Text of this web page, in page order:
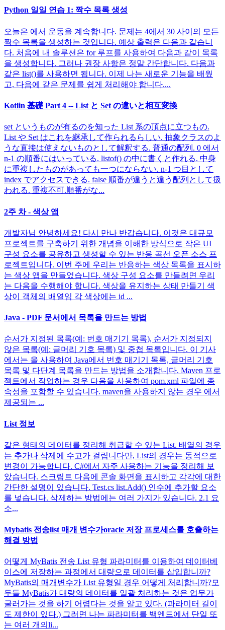
Python 일일 연습 1: 짝수 목록 생성
오늘은 에서 운동을 계속합니다. 문제는 4에서 30 사이의 모든
짝수 목록을 생성하는 것입니다. 예상 출력은 다음과 같습니
다. 처음에 내 솔루션은 for 루프를 사용하여 다음과 같이 목록
을 생성합니다. 그러나 권장 사항은 정말 간단합니다. 다음과
같은 list()를 사용하면 됩니다. 이제 나는 새로운 기능을 배웠
고, 다음에 같은 문제를 쉽게 처리해야 합니다....
Kotlin 基礎 Part 4 -- List と Set の違いと相互変換
set というものが有るのを知った List 系の頂点に立つもの.
List や Set はこれを継承して作られるらしい. 抽象クラスのよ
うな直接は使えないものとして解釈する. 普通の配列. 0 에서
n-1 の順番にはいっている. listof() の中に書くと作れる. 中身
に重複したものがあっても一つにならない. n-1 つ目として
index でアクセスできる. false 順番が違うと違う配列として扱
われる. 重複不可.順番がな...
2주 차 - 색상 앱
개발자님 안녕하세요! 다시 만나 반갑습니다. 이것은 대규모
프로젝트를 구축하기 위한 개념을 이해한 방식으로 작은 UI
구성 요소를 공유하고 생성할 수 있는 반응 곡선 오픈 소스 프
로젝트입니다. 이번 주에 우리는 반응하는 색상 목록을 표시하
는 색상 앱을 만들었습니다. 색상 구성 요소를 만들려면 우리
는 다음을 수행해야 합니다. 색상을 유지하는 상태 만들기 색
상이 객체의 배열임 각 색상에는 id ...
Java - PDF 문서에서 목록을 만드는 방법
순서가 지정된 목록(예: 번호 매기기 목록), 순서가 지정되지
않은 목록(예: 글머리 기호 목록) 및 중첩 목록입니다. 이 기사
에서는 을 사용하여 Java에서 번호 매기기 목록, 글머리 기호
목록 및 다단계 목록을 만드는 방법을 소개합니다. Maven 프로
젝트에서 작업하는 경우 다음을 사용하여 pom.xml 파일에 종
속성을 포함할 수 있습니다. maven을 사용하지 않는 경우 에서
제공되는 ...
List 정보
같은 형태의 데이터를 정리해 취급할 수 있는 List. 배열의 경우
는 추가나 삭제에 수고가 걸립니다만, List의 경우는 동적으로
변경이 가능합니다. C#에서 자주 사용하는 기능을 정리해 보
았습니다. 스크립트 다음에 콘솔 화면을 표시하고 각각에 대한
간단한 설명이 있습니다. Test.cs list.Add() 인수에 추가할 요소
를 넣습니다. 삭제하는 방법에는 여러 가지가 있습니다. 2.1 요
소...
Mybatis 전송list 매개 변수가oracle 저장 프로세스를 호출하는
해결 방법
어떻게 MyBatis 전송 List 유형 파라미터를 이용하여 데이터베
이스에 저장하는 과정에서 대량으로 데이터를 삽입합니까?
MyBatis의 매개변수가 List 유형일 경우 어떻게 처리합니까?모
두들 MyBatis가 대량의 데이터를 일괄 처리하는 것은 업무가
굴러가는 것을 하기 어렵다는 것을 알고 있다. (파라미터 길이
도 제한이 있다.) 그러면 나는 파라미터를 백엔드에서 단일 또
는 여러 개의li...